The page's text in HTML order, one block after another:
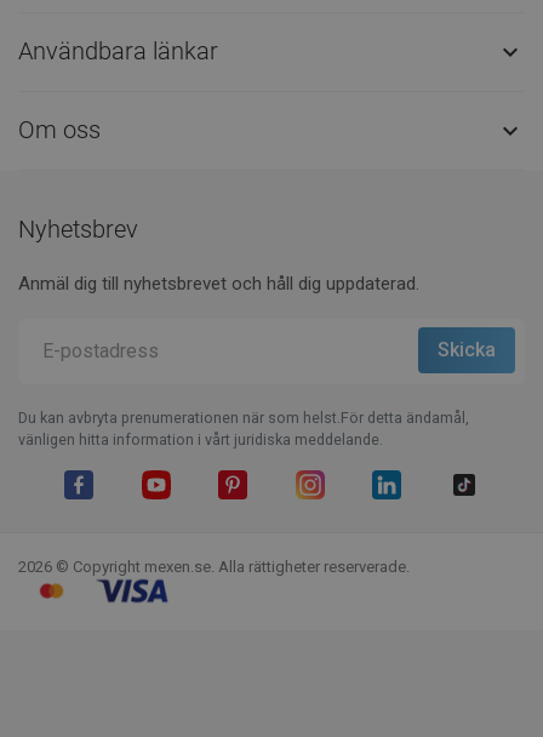
Användbara länkar 
Om oss 
Nyhetsbrev
Anmäl dig till nyhetsbrevet och håll dig uppdaterad.
Du kan avbryta prenumerationen när som helst.För detta ändamål,
vänligen hitta information i vårt juridiska meddelande.
2026 © Copyright mexen.se. Alla rättigheter reserverade.